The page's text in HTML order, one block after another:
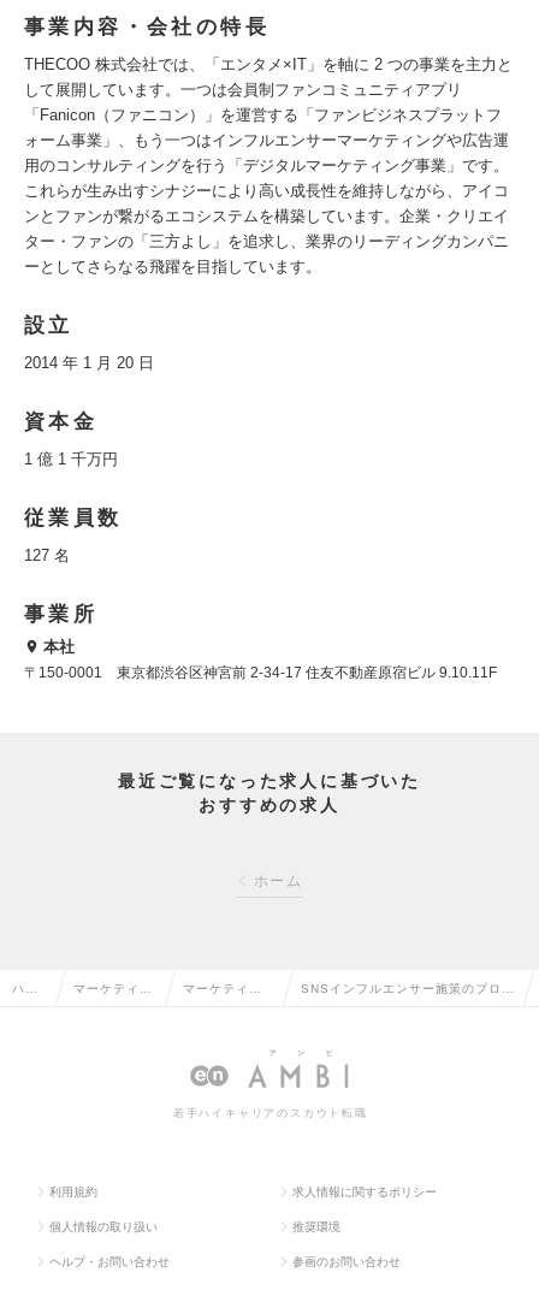
事業内容・会社の特長
THECOO 株式会社では、「エンタメ×IT」を軸に 2 つの事業を主力と
して展開しています。一つは会員制ファンコミュニティアプリ
「Fanicon（ファニコン）」を運営する「ファンビジネスプラットフ
ォーム事業」、もう一つはインフルエンサーマーケティングや広告運
用のコンサルティングを行う「デジタルマーケティング事業」です。
これらが生み出すシナジーにより高い成長性を維持しながら、アイコ
ンとファンが繋がるエコシステムを構築しています。企業・クリエイ
ター・ファンの「三方よし」を追求し、業界のリーディングカンパニ
ーとしてさらなる飛躍を目指しています。
設立
2014 年 1 月 20 日
資本金
1 億 1 千万円
従業員数
127 名
事業所
本社
〒150-0001 東京都渋谷区神宮前 2-34-17 住友不動産原宿ビル 9.10.11F
最近ご覧になった求人に基づいた
おすすめの求人
ホーム
ハイ マーケティン マーケティン
ー・Webプラ
SNSインフルエンサー施策のプロへ
するマーケ◆フレックス・福利厚生
若手ハイキャリアのスカウト転職
利用規約 求人情報に関するポリシー
個人情報の取り扱い 推奨環境
ヘルプ・お問い合わせ 参画のお問い合わせ